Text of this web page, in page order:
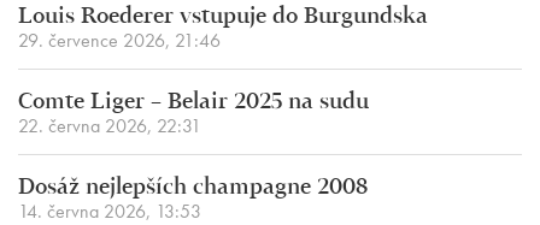
Louis Roederer vstupuje do Burgundska
29. července 2026, 21:46
Comte Liger – Belair 2025 na sudu
22. června 2026, 22:31
Dosáž nejlepších champagne 2008
14. června 2026, 13:53